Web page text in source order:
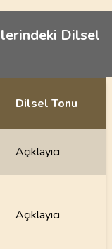
Dilsel
Dilsel Tonu
Açıklayıcı
Açıklayıcı